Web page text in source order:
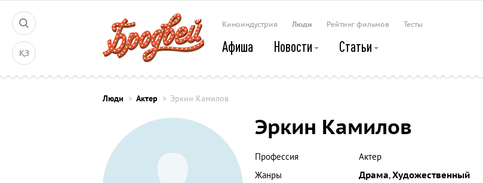
ҚЗ
Киноиндустрия Люди Рейтинг фильмов Тесты
Афиша Новости Статьи
Люди Актер Эркин Камилов
Эркин Камилов
Профессия
Актер
Жанры
Драма,Художественный